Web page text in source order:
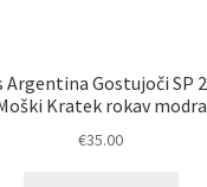
Argentina Gostujoči SP
Kratek rokav modra
€35.00